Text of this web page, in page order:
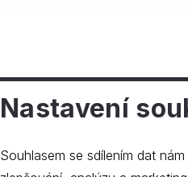
O společnosti
Kontakt
O nás
Nastavení
Souhlasem se sdílením dat